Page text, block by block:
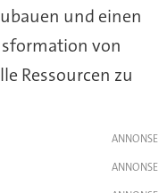
und einen
von
Ressourcen zu